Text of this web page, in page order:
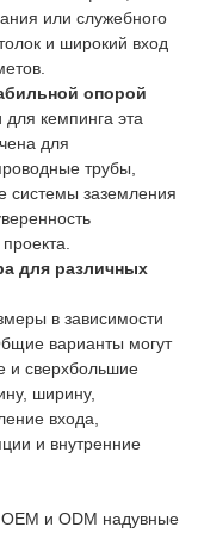
или служебного
и широкий вход
опорой
кемпинга эта
для
трубы,
системы заземления
для различных
в зависимости
варианты могут
и сверхбольшие
ширину,
входа,
и внутренние
и ODM надувные